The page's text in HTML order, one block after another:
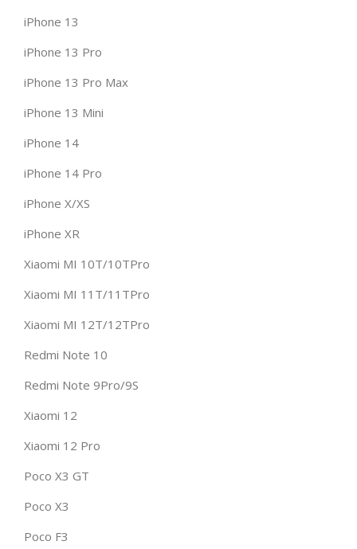
iPhone 13
iPhone 13 Pro
iPhone 13 Pro Max
iPhone 13 Mini
iPhone 14
iPhone 14 Pro
iPhone X/XS
iPhone XR
Xiaomi MI 10T/10TPro
Xiaomi MI 11T/11TPro
Xiaomi MI 12T/12TPro
Redmi Note 10
Redmi Note 9Pro/9S
Xiaomi 12
Xiaomi 12 Pro
Poco X3 GT
Poco X3
Poco F3